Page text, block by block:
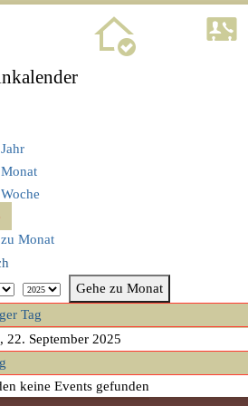
Monat
Gehe zu Monat
Tag
22. September 2025
keine Events gefunden